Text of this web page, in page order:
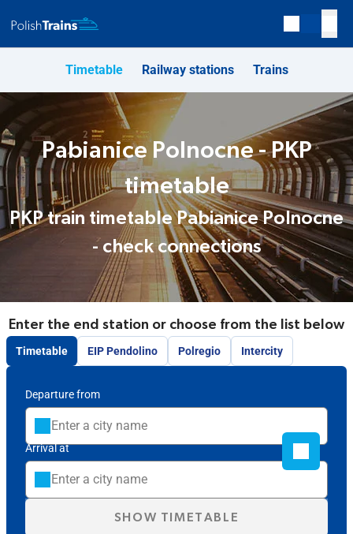
Timetable Railway stations Trains
Pabianice Polnocne - PKP
timetable
PKP train timetable Pabianice Polnocne
- check connections
Enter the end station or choose from the list below
Timetable EIP Pendolino Polregio Intercity
Departure from
Arrival at
SHOW TIMETABLE